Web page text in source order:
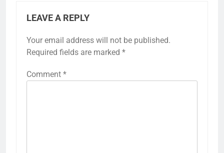
LEAVE A REPLY
Your email address will not be published.
Required fields are marked *
Comment *